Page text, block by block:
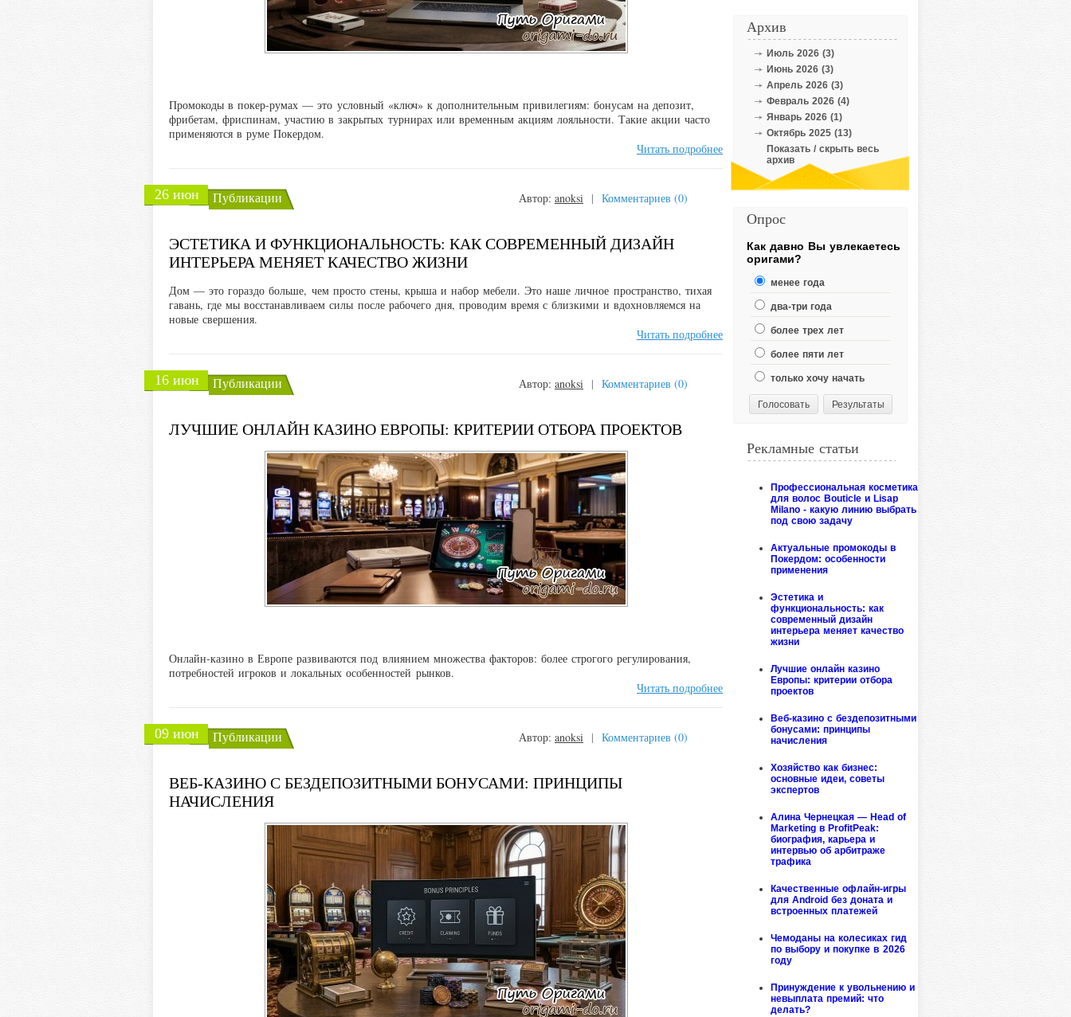
Промокоды в покер-румах — это условный «ключ» к дополнительным привилегиям: бонусам на депозит,
фрибетам, фриспинам, участию в закрытых турнирах или временным акциям лояльности. Такие акции часто
применяются в руме Покердом.
Читать подробнее
26 июн Публикации Автор: anoksi | Комментариев (0)
ЭСТЕТИКА И ФУНКЦИОНАЛЬНОСТЬ: КАК СОВРЕМЕННЫЙ ДИЗАЙН
ИНТЕРЬЕРА МЕНЯЕТ КАЧЕСТВО ЖИЗНИ
Дом — это гораздо больше, чем просто стены, крыша и набор мебели. Это наше личное пространство, тихая
гавань, где мы восстанавливаем силы после рабочего дня, проводим время с близкими и вдохновляемся на
новые свершения.
Читать подробнее
16 июн Публикации Автор: anoksi | Комментариев (0)
ЛУЧШИЕ ОНЛАЙН КАЗИНО ЕВРОПЫ: КРИТЕРИИ ОТБОРА ПРОЕКТОВ
Онлайн-казино в Европе развиваются под влиянием множества факторов: более строгого регулирования,
потребностей игроков и локальных особенностей рынков.
Читать подробнее
09 июн Публикации Автор: anoksi | Комментариев (0)
ВЕБ-КАЗИНО С БЕЗДЕПОЗИТНЫМИ БОНУСАМИ: ПРИНЦИПЫ
НАЧИСЛЕНИЯ
Архив
Июль 2026 (3)
Июнь 2026 (3)
Апрель 2026 (3)
Февраль 2026 (4)
Январь 2026 (1)
Октябрь 2025 (13)
Показать / скрыть весь
архив
Опрос
Как давно Вы увлекаетесь
оригами?
менее года
два-три года
более трех лет
более пяти лет
только хочу начать
Рекламные статьи
Профессиональная косметика
для волос Bouticle и Lisap
Milano - какую линию выбрать
под свою задачу
Актуальные промокоды в
Покердом: особенности
применения
Эстетика и
функциональность: как
современный дизайн
интерьера меняет качество
жизни
Лучшие онлайн казино
Европы: критерии отбора
проектов
Веб-казино с бездепозитными
бонусами: принципы
начисления
Хозяйство как бизнес:
основные идеи, советы
экспертов
Алина Чернецкая — Head of
Marketing в ProfitPeak:
биография, карьера и
интервью об арбитраже
трафика
Качественные офлайн-игры
для Android без доната и
встроенных платежей
Чемоданы на колесиках гид
по выбору и покупке в 2026
году
Принуждение к увольнению и
невыплата премий: что
делать?